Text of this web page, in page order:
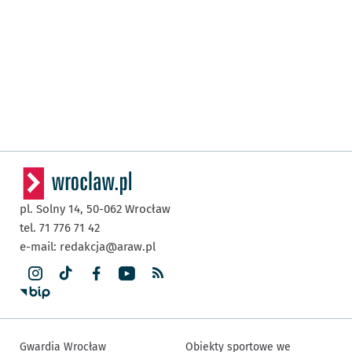
pl. Solny 14, 50-062 Wrocław
tel. 71 776 71 42
e-mail: redakcja@araw.pl
Gwardia Wrocław Obiekty sportowe we